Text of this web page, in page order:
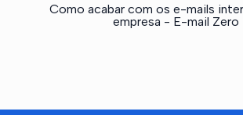
Como acabar com os e-mails
empresa - E-mail Zero